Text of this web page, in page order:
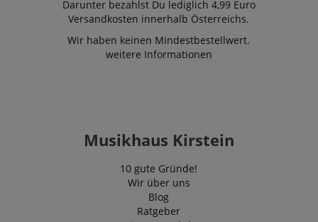
Darunter bezahlst Du lediglich 4,99 Euro
Versandkosten innerhalb Österreichs.
Wir haben keinen Mindestbestellwert.
weitere Informationen
Musikhaus Kirstein
10 gute Gründe!
Wir über uns
Blog
Ratgeber